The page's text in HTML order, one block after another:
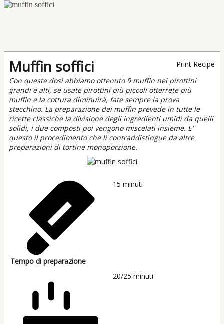
Print Recipe
Muffin soffici
Con queste dosi abbiamo ottenuto 9 muffin nei pirottini
grandi e alti, se usate pirottini più piccoli otterrete più
muffin e la cottura diminuirà, fate sempre la prova
stecchino. La preparazione dei muffin prevede in tutte le
ricette classiche la divisione degli ingredienti umidi da quelli
solidi, i due composti poi vengono miscelati insieme. E'
questo il procedimento che li contraddistingue da altre
preparazioni di tortine monoporzione.
Tempo di preparazione
15 minuti
20/25 minuti